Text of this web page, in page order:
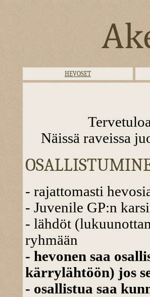
HEVOSET
Näissä raveissa
- rajattomasti
- Juvenile GP:n
- lähdöt
ryhmään
- hevonen saa
kärrylähtöön) jos
- osallistua saa